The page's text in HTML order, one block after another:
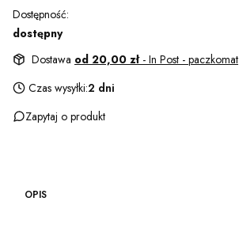
Dostępność:
dostępny
Dostawa od 20,00 zł - In Post - paczkomat
Czas wysyłki:2 dni
Zapytaj o produkt
OPIS